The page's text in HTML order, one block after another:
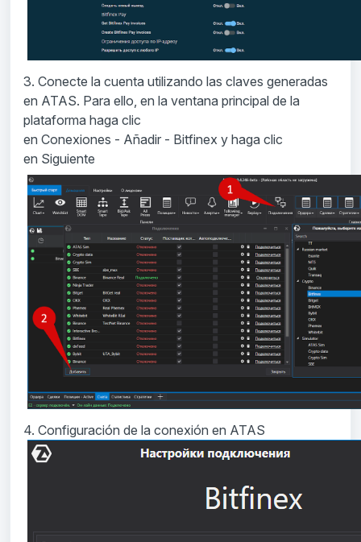
3. Conecte la cuenta utilizando las claves generadas
en ATAS. Para ello, en la ventana principal de la
plataforma haga clic
en Conexiones - Añadir - Bitfinex y haga clic
en Siguiente
4. Configuración de la conexión en ATAS